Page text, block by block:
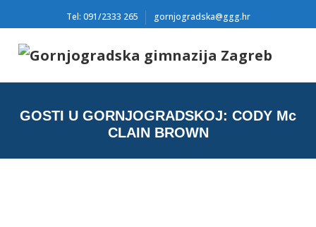
Tel: 091/2333 265 gornjogradska@ggg.hr
GOSTI U GORNJOGRADSKOJ: CODY Mc
CLAIN BROWN